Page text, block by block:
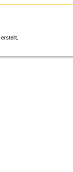
erstellt.